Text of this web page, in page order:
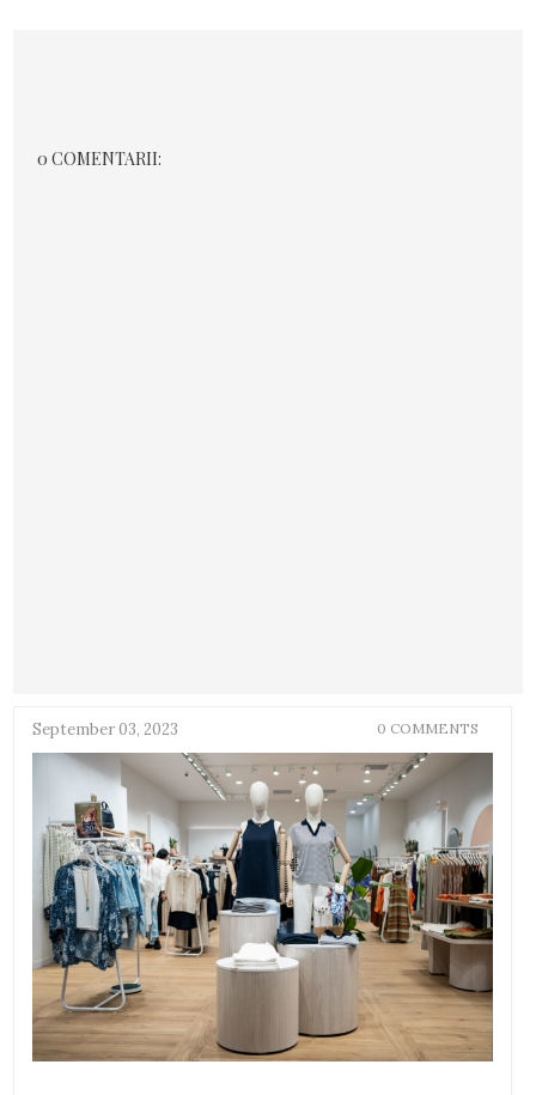
0 COMENTARII:
September 03, 2023 0 COMMENTS